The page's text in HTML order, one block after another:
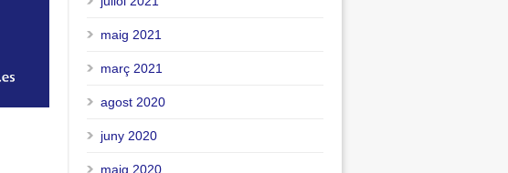
maig 2021
març 2021
agost 2020
juny 2020
maig 2020